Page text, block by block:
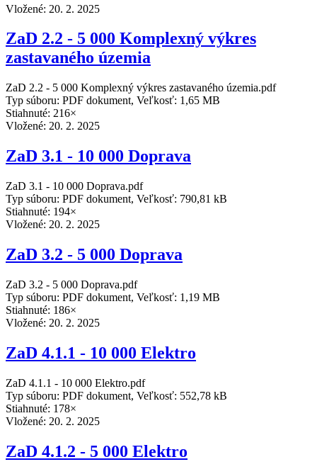
Vložené: 20. 2. 2025
ZaD 2.2 - 5 000 Komplexný výkres
zastavaného územia
ZaD 2.2 - 5 000 Komplexný výkres zastavaného územia.pdf
Typ súboru: PDF dokument, Veľkosť: 1,65 MB
Stiahnuté: 216×
Vložené: 20. 2. 2025
ZaD 3.1 - 10 000 Doprava
ZaD 3.1 - 10 000 Doprava.pdf
Typ súboru: PDF dokument, Veľkosť: 790,81 kB
Stiahnuté: 194×
Vložené: 20. 2. 2025
ZaD 3.2 - 5 000 Doprava
ZaD 3.2 - 5 000 Doprava.pdf
Typ súboru: PDF dokument, Veľkosť: 1,19 MB
Stiahnuté: 186×
Vložené: 20. 2. 2025
ZaD 4.1.1 - 10 000 Elektro
ZaD 4.1.1 - 10 000 Elektro.pdf
Typ súboru: PDF dokument, Veľkosť: 552,78 kB
Stiahnuté: 178×
Vložené: 20. 2. 2025
ZaD 4.1.2 - 5 000 Elektro